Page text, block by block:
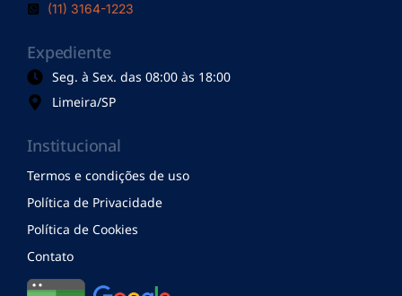
(11) 3164-1223
Expediente
Seg. à Sex. das 08:00 às 18:00
Limeira/SP
Institucional
Termos e condições de uso
Política de Privacidade
Política de Cookies
Contato